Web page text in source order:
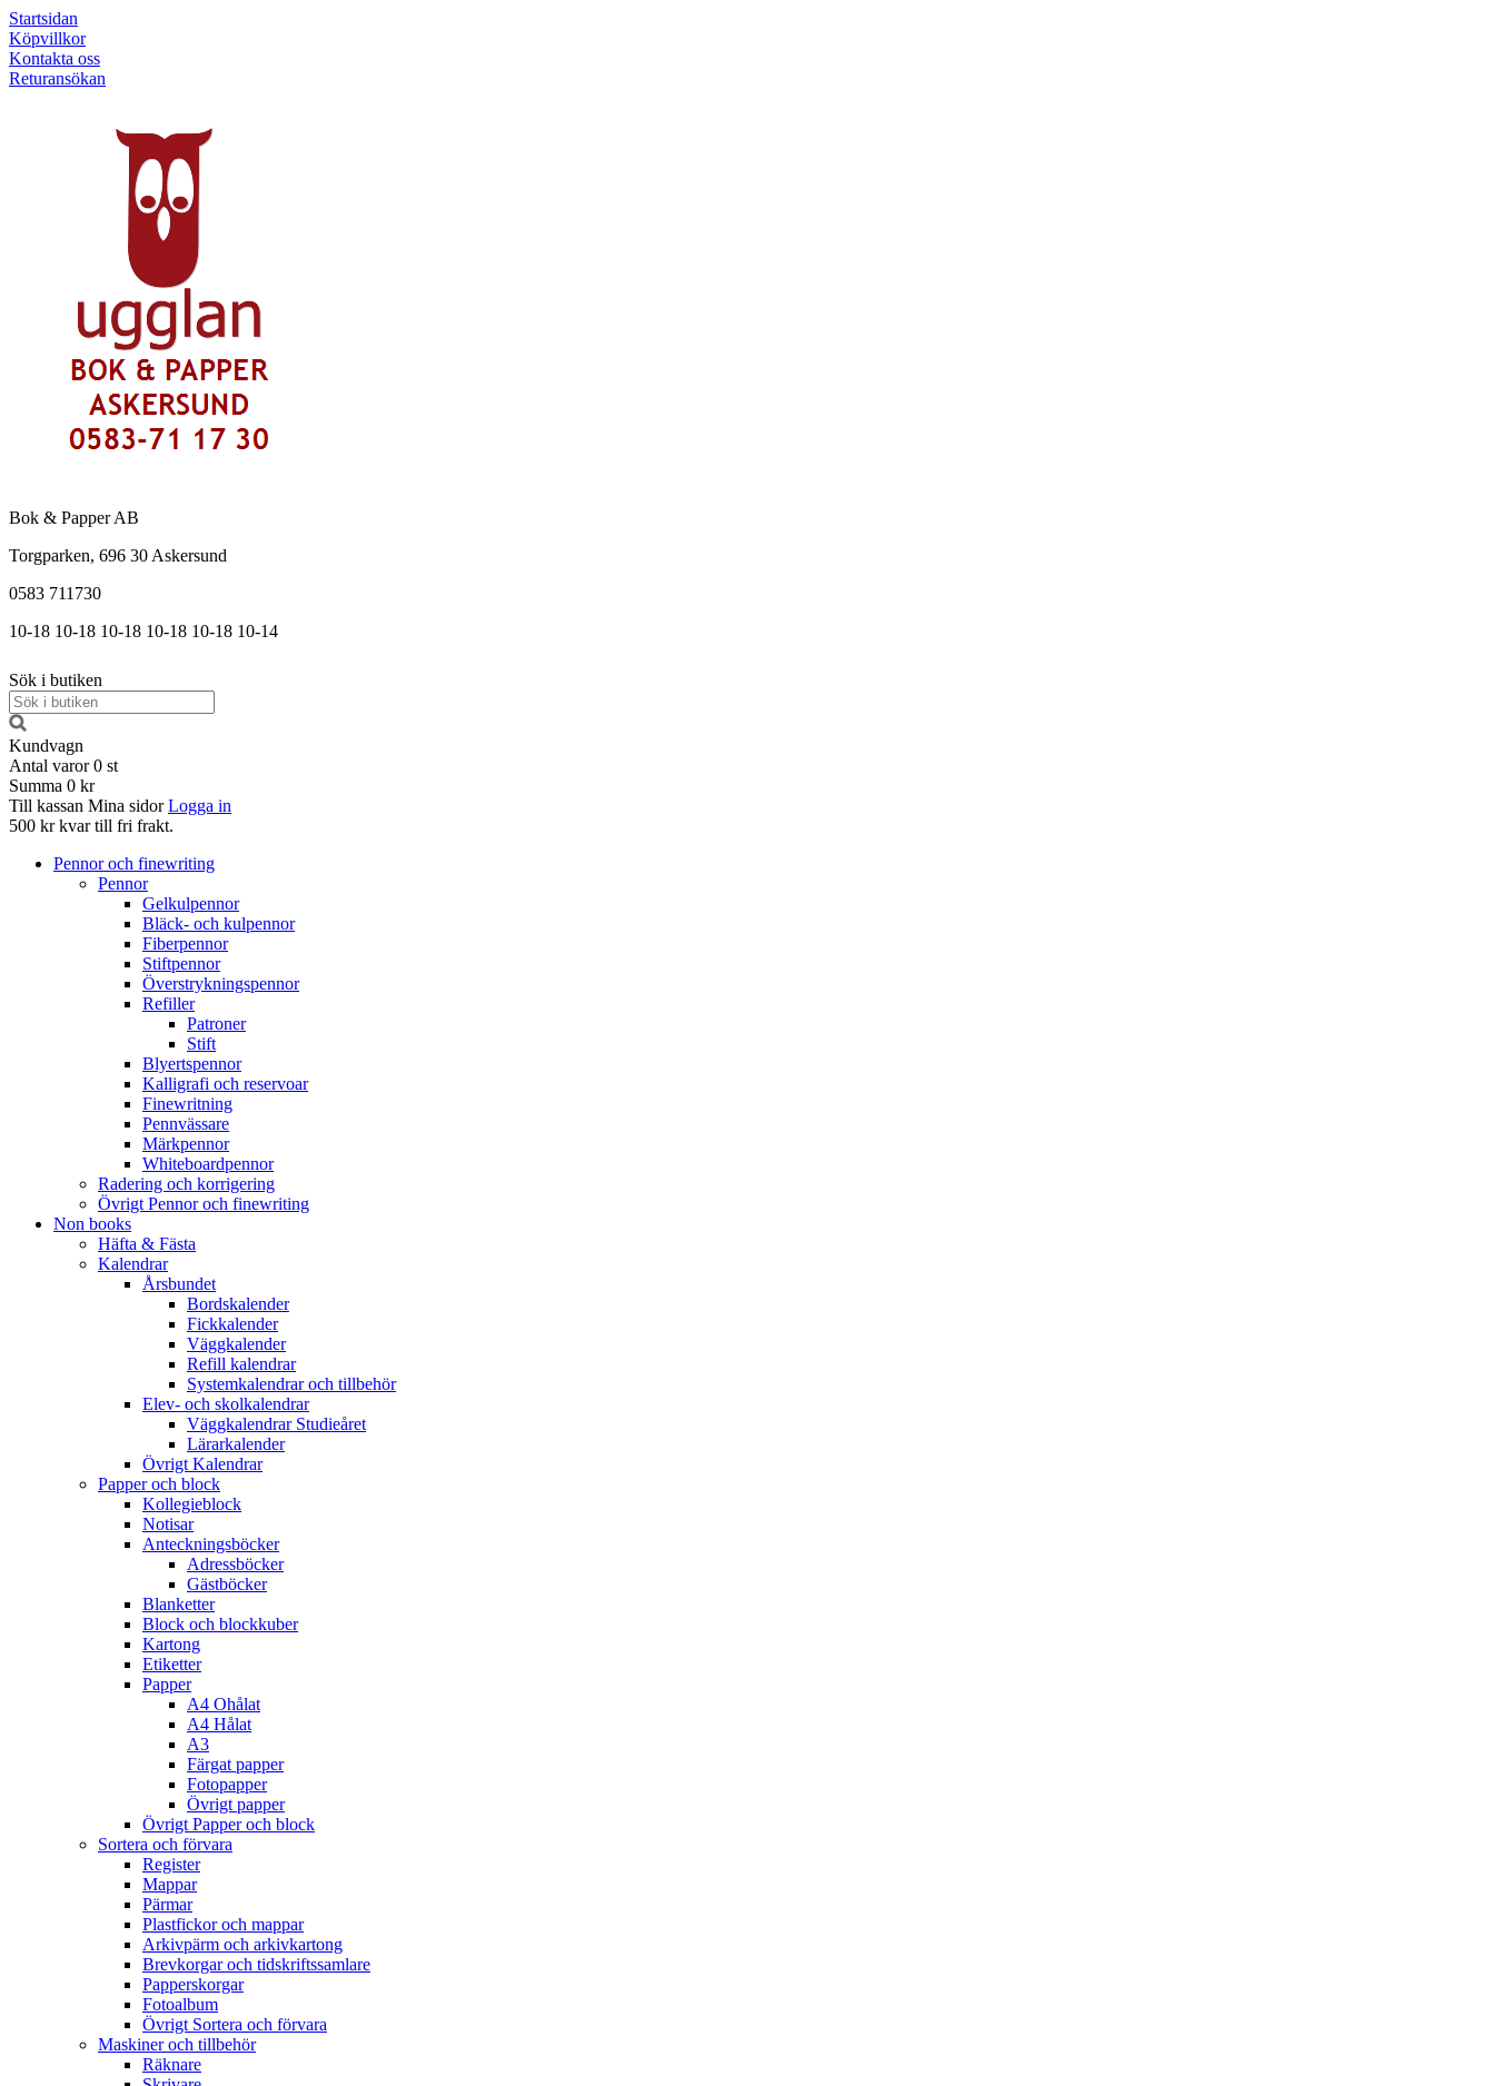
Startsidan
Köpvillkor
Kontakta oss
Returansökan
Bok & Papper AB
Torgparken, 696 30 Askersund
0583 711730
10-18 10-18 10-18 10-18 10-18 10-14
Sök i butiken
Kundvagn
Antal varor 0 st
Summa 0 kr
Till kassan Mina sidor Logga in
500 kr kvar till fri frakt.
Pennor och finewriting
Pennor
Gelkulpennor
Bläck- och kulpennor
Fiberpennor
Stiftpennor
Överstrykningspennor
Refiller
Patroner
Stift
Blyertspennor
Kalligrafi och reservoar
Finewritning
Pennvässare
Märkpennor
Whiteboardpennor
Radering och korrigering
Övrigt Pennor och finewriting
Non books
Häfta & Fästa
Kalendrar
Årsbundet
Bordskalender
Fickkalender
Väggkalender
Refill kalendrar
Systemkalendrar och tillbehör
Elev- och skolkalendrar
Väggkalendrar Studieåret
Lärarkalender
Övrigt Kalendrar
Papper och block
Kollegieblock
Notisar
Anteckningsböcker
Adressböcker
Gästböcker
Blanketter
Block och blockkuber
Kartong
Etiketter
Papper
A4 Ohålat
A4 Hålat
A3
Färgat papper
Fotopapper
Övrigt papper
Övrigt Papper och block
Sortera och förvara
Register
Mappar
Pärmar
Plastfickor och mappar
Arkivpärm och arkivkartong
Brevkorgar och tidskriftssamlare
Papperskorgar
Fotoalbum
Övrigt Sortera och förvara
Maskiner och tillbehör
Räknare